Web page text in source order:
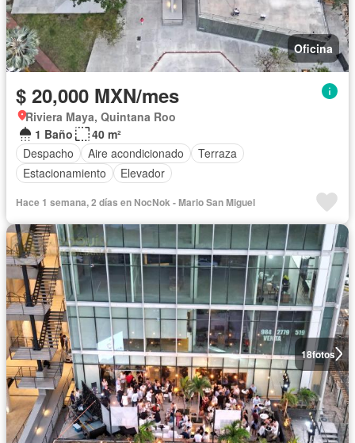
Oficina
$ 20,000 MXN/mes
Riviera Maya, Quintana Roo
1 Baño
40 m²
Despacho
Aire acondicionado
Terraza
Estacionamiento
Elevador
Hace 1 semana, 2 días en NocNok - Mario San Miguel
18fotos